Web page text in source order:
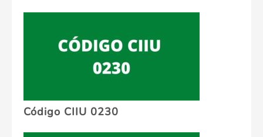
Código CIIU 0230